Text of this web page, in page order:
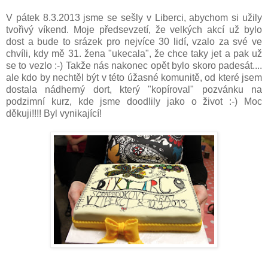
V pátek 8.3.2013 jsme se sešly v Liberci, abychom si užily
tvořivý víkend. Moje předsevzetí, že velkých akcí už bylo
dost a bude to srázek pro nejvíce 30 lidí, vzalo za své ve
chvíli, kdy mě 31. žena "ukecala", že chce taky jet a pak už
se to vezlo :-) Takže nás nakonec opět bylo skoro padesát....
ale kdo by nechtěl být v této úžasné komunitě, od které jsem
dostala nádherný dort, který "kopíroval" pozvánku na
podzimní kurz, kde jsme doodlily jako o život :-) Moc
děkuji!!!! Byl vynikající!